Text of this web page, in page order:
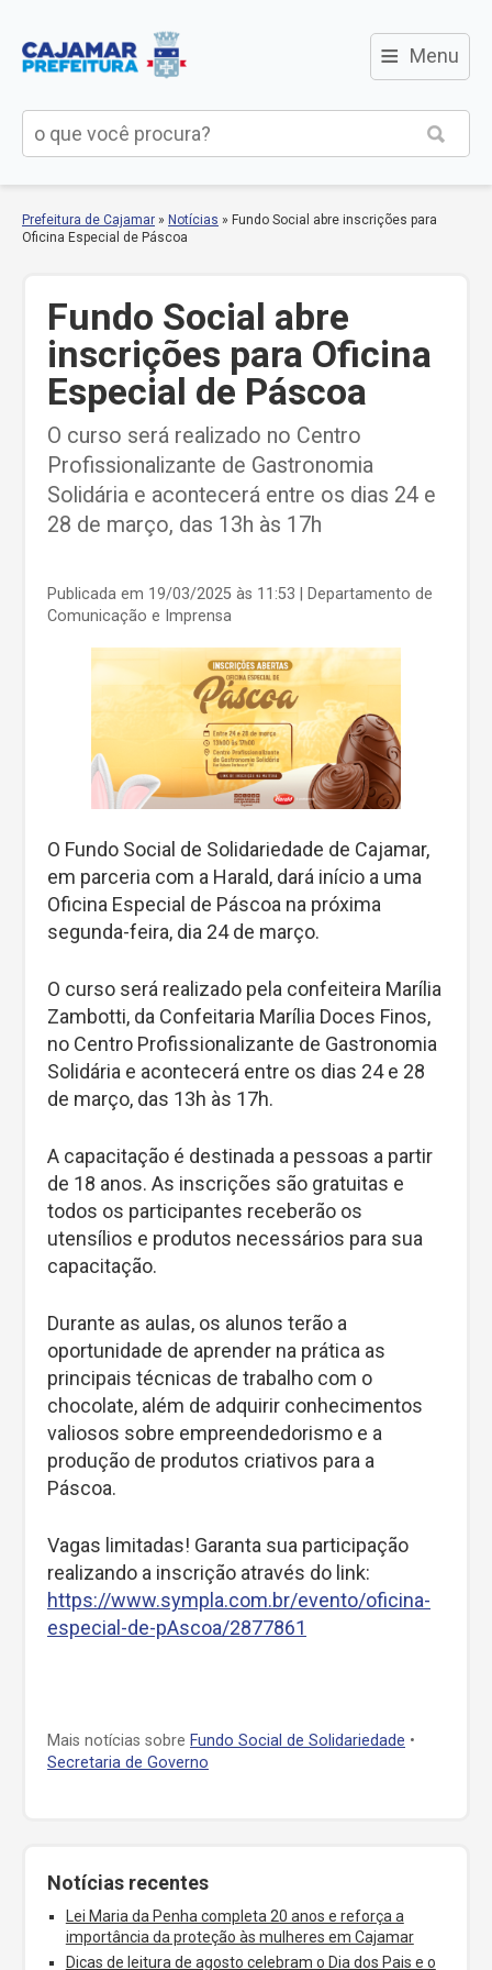
≡ Menu
Prefeitura de Cajamar » Notícias » Fundo Social abre inscrições para
Oficina Especial de Páscoa
Fundo Social abre
inscrições para Oficina
Especial de Páscoa
O curso será realizado no Centro
Profissionalizante de Gastronomia
Solidária e acontecerá entre os dias 24 e
28 de março, das 13h às 17h
Publicada em 19/03/2025 às 11:53
| Departamento de
Comunicação e Imprensa
O Fundo Social de Solidariedade de Cajamar,
em parceria com a Harald, dará início a uma
Oficina Especial de Páscoa na próxima
segunda-feira, dia 24 de março.
O curso será realizado pela confeiteira Marília
Zambotti, da Confeitaria Marília Doces Finos,
no Centro Profissionalizante de Gastronomia
Solidária e acontecerá entre os dias 24 e 28
de março, das 13h às 17h.
A capacitação é destinada a pessoas a partir
de 18 anos. As inscrições são gratuitas e
todos os participantes receberão os
utensílios e produtos necessários para sua
capacitação.
Durante as aulas, os alunos terão a
oportunidade de aprender na prática as
principais técnicas de trabalho com o
chocolate, além de adquirir conhecimentos
valiosos sobre empreendedorismo e a
produção de produtos criativos para a
Páscoa.
Vagas limitadas! Garanta sua participação
realizando a inscrição através do link:
https://www.sympla.com.br/evento/oficina-
especial-de-pAscoa/2877861
Mais notícias sobre Fundo Social de Solidariedade •
Secretaria de Governo
Notícias recentes
Lei Maria da Penha completa 20 anos e reforça a
importância da proteção às mulheres em Cajamar
Dicas de leitura de agosto celebram o Dia dos Pais e o